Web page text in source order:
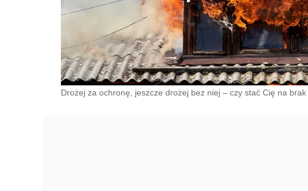
Drożej za ochronę, jeszcze drożej bez niej – czy stać Cię na